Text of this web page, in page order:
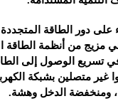
دور الطاقة المتجددة
مزيج من أنظمة الطاقة
في تسريع الوصول إلى
غير متصلين بشبكة
ومنخفضة الدخل وهشة.